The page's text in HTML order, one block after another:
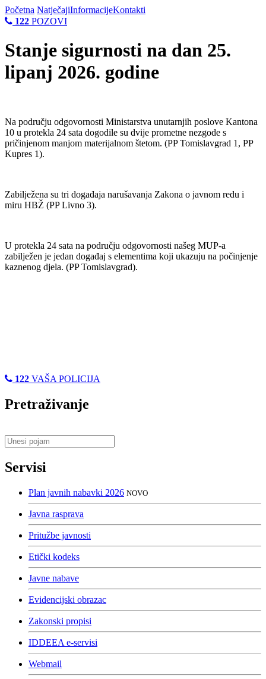
Početna NatječajiInformacijeKontakti
122 POZOVI
Stanje sigurnosti na dan 25.
lipanj 2026. godine
Na području odgovornosti Ministarstva unutarnjih poslove Kantona
10 u protekla 24 sata dogodile su dvije prometne nezgode s
pričinjenom manjom materijalnom štetom. (PP Tomislavgrad 1, PP
Kupres 1).
Zabilježena su tri događaja narušavanja Zakona o javnom redu i
miru HBŽ (PP Livno 3).
U protekla 24 sata na području odgovornosti našeg MUP-a
zabilježen je jedan događaj s elementima koji ukazuju na počinjenje
kaznenog djela. (PP Tomislavgrad).
122 VAŠA POLICIJA
Pretraživanje
Servisi
Plan javnih nabavki 2026 NOVO
Javna rasprava
Pritužbe javnosti
Etički kodeks
Javne nabave
Evidencijski obrazac
Zakonski propisi
IDDEEA e-servisi
Webmail